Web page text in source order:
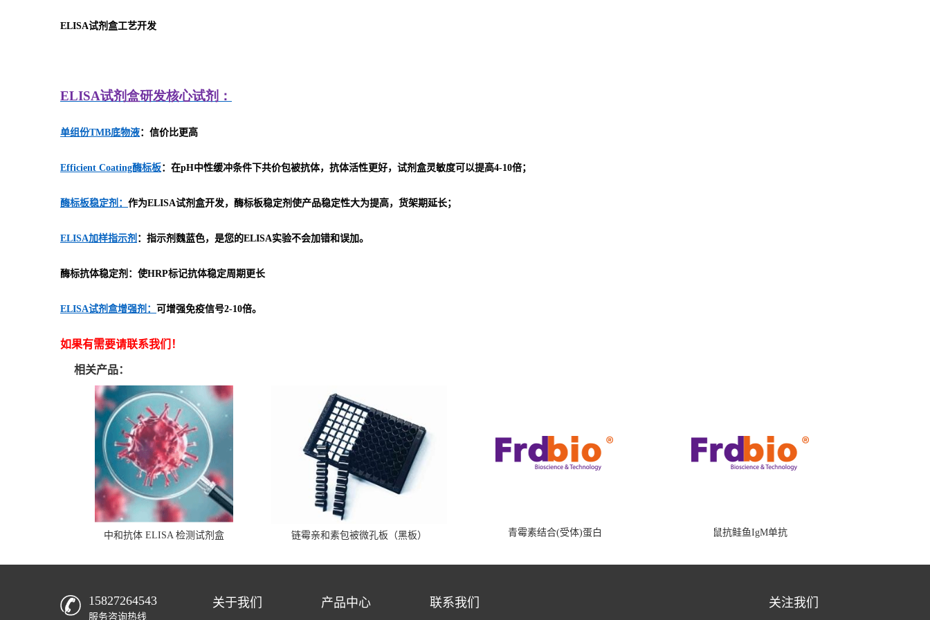
ELISA试剂盒工艺开发
ELISA试剂盒研发核心试剂：
单组份TMB底物液：信价比更高
Efficient Coating酶标板：在pH中性缓冲条件下共价包被抗体，抗体活性更好，试剂盒灵敏度可以提高4-10倍；
酶标板稳定剂： 作为ELISA试剂盒开发，酶标板稳定剂使产品稳定性大为提高，货架期延长；
ELISA加样指示剂 ：指示剂魏蓝色，是您的ELISA实验不会加错和误加。
酶标抗体稳定剂：使HRP标记抗体稳定周期更长
ELISA试剂盒增强剂： 可增强免疫信号2-10倍。
如果有需要请联系我们！
相关产品：
中和抗体 ELISA 检测试剂盒 链霉亲和素包被微孔板（黑板） 青霉素结合(受体)蛋白 鼠抗鲑鱼IgM单抗
15827264543
服务咨询热线
关于我们 产品中心 联系我们 关注我们